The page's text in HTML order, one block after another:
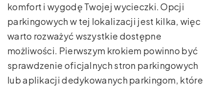
komfort i wygodę Twojej wycieczki. Opcji
parkingowych w tej lokalizacji jest kilka, więc
warto rozważyć wszystkie dostępne
możliwości. Pierwszym krokiem powinno być
sprawdzenie oficjalnych stron parkingowych
lub aplikacji dedykowanych parkingom, które